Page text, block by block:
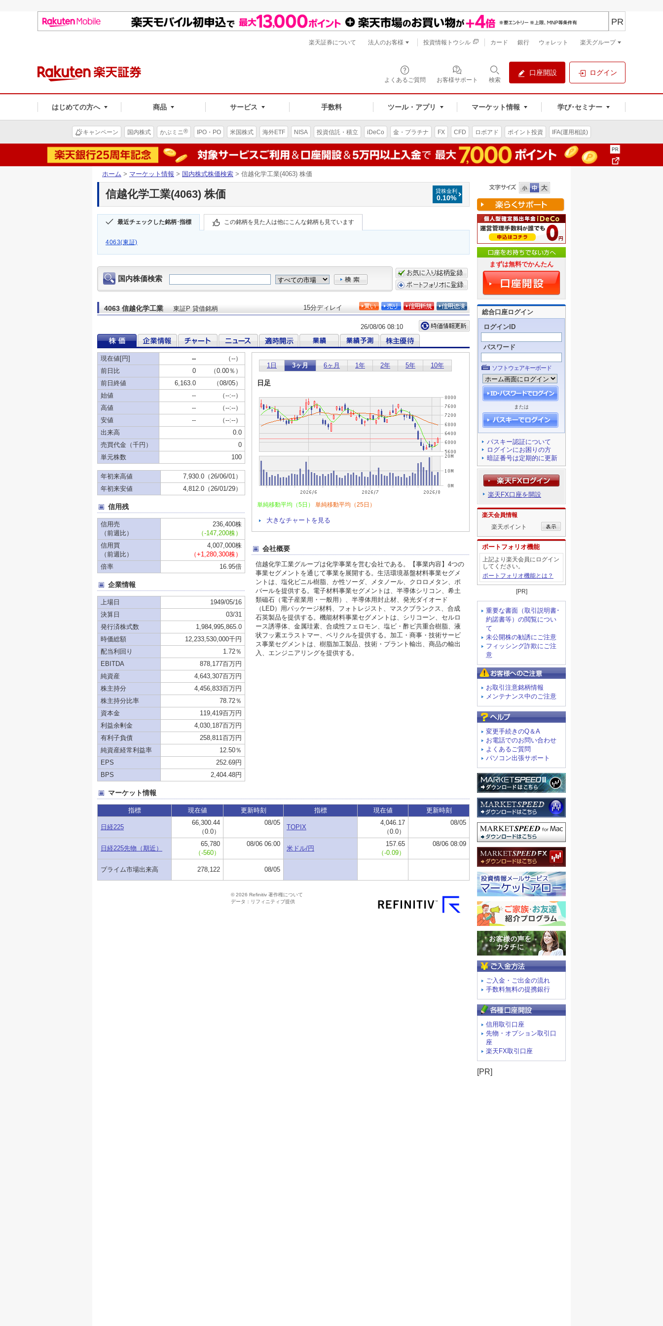
よくあるご質問 お客様サポート 検索
口座開設 ログイン
はじめての方へ 商品 サービス 手数料 ツール・アプリ マーケット情報 学び･セミナー
PR
楽天証券について 法人のお客様 投資情報トウシル カード 銀行 ウォレット 楽天グループ
キャンペーン 国内株式 かぶミニ® IPO・PO 米国株式 海外ETF NISA 投資信託・積立 iDeCo 金・プラチナ FX CFD ロボアド ポイント投資 IFA(運用相談)
ホーム > マーケット情報 > 国内株式株価検索 > 信越化学工業(4063) 株価
貸株金利
0.10%
信越化学工業(4063) 株価
最近チェックした銘柄･指標 この銘柄を見た人は他にこんな銘柄も見ています
4063(東証)
まずは無料でかんたん
総合口座ログイン
ログインID
パスワード
ソフトウェアキーボード
または
パスキー認証について
ログインにお困りの方
暗証番号は定期的に更新
楽天FX口座を開設
楽天会員情報
楽天ポイント
ポートフォリオ機能
上記より楽天会員にログイン
してください。
ポートフォリオ機能とは？
[PR]
重要な書面（取引説明書･
約諾書等）の閲覧につい
て
未公開株の勧誘にご注意
フィッシング詐欺にご注
意
お取引注意銘柄情報
メンテナンス中のご注意
変更手続きのQ＆A
お電話でのお問い合わせ
よくあるご質問
パソコン出張サポート
ご入金・ご出金の流れ
手数料無料の提携銀行
信用取引口座
先物・オプション取引口
座
楽天FX取引口座
[PR]